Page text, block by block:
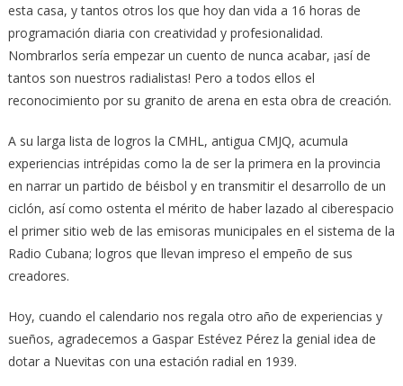
esta casa, y tantos otros los que hoy dan vida a 16 horas de
programación diaria con creatividad y profesionalidad.
Nombrarlos sería empezar un cuento de nunca acabar, ¡así de
tantos son nuestros radialistas! Pero a todos ellos el
reconocimiento por su granito de arena en esta obra de creación.
A su larga lista de logros la CMHL, antigua CMJQ, acumula
experiencias intrépidas como la de ser la primera en la provincia
en narrar un partido de béisbol y en transmitir el desarrollo de un
ciclón, así como ostenta el mérito de haber lazado al ciberespacio
el primer sitio web de las emisoras municipales en el sistema de la
Radio Cubana; logros que llevan impreso el empeño de sus
creadores.
Hoy, cuando el calendario nos regala otro año de experiencias y
sueños, agradecemos a Gaspar Estévez Pérez la genial idea de
dotar a Nuevitas con una estación radial en 1939.